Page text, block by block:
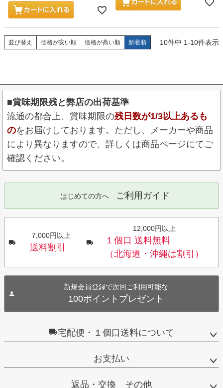
並び替え 価格が安い順 価格が高い順 新着順 10件中 1-10件表示
■賞味期限残と弊店の出荷基準
流通の都合上、賞味期限の残日数が1/3以上あるも
のをお届けしております。ただし、メーカーや商品
により異なりますので、詳しくは商品ページにてご
確認ください。
はじめての方へ ご利用ガイド
7,000円以上
送料割引
12,000円以上
１個口 送料無料
（北海道・沖縄は割引）
新規会員登録で次回ご利用可能な
100ポイントプレゼント
宅配便・１個口送料について
お支払い
返品・交換 その他